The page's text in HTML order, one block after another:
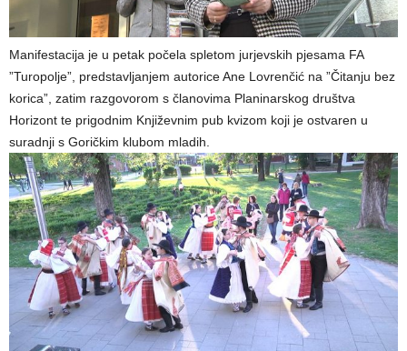
Manifestacija je u petak počela spletom jurjevskih pjesama FA
”Turopolje”, predstavljanjem autorice Ane Lovrenčić na ”Čitanju bez
korica”, zatim razgovorom s članovima Planinarskog društva
Horizont te prigodnim Književnim pub kvizom koji je ostvaren u
suradnji s Goričkim klubom mladih.